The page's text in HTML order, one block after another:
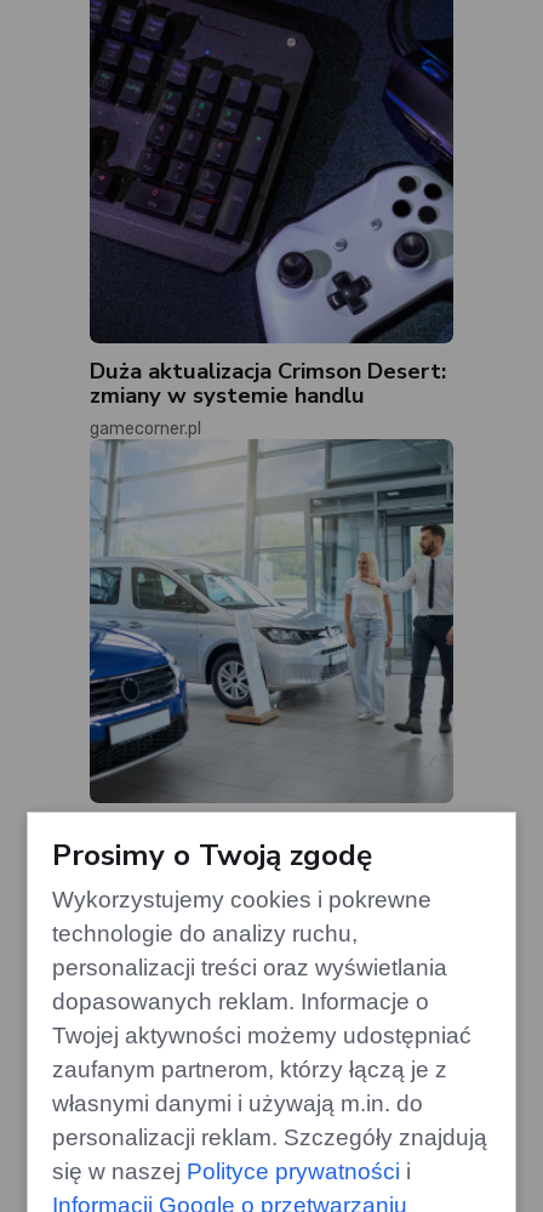
Duża aktualizacja Crimson Desert:
zmiany w systemie handlu
gamecorner.pl
hybrid: ceny i spalanie vs. Toyota
Prosimy o Twoją zgodę
Wykorzystujemy cookies i pokrewne
technologie do analizy ruchu,
personalizacji treści oraz wyświetlania
dopasowanych reklam. Informacje o
Twojej aktywności możemy udostępniać
zaufanym partnerom, którzy łączą je z
własnymi danymi i używają m.in. do
personalizacji reklam. Szczegóły znajdują
się w naszej Polityce prywatności i
Informacji Google o przetwarzaniu